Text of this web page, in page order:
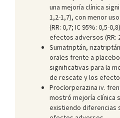
una mejoría clínica
1,2-1,7), con menor
(RR: 0,7; IC 95%: 0,5-
efectos adversos (RR:
Sumatriptán,
orales frente a
significativas para la
de rescate y los
Proclorperazina iv.
mostró mejoría clínica
existiendo diferencias